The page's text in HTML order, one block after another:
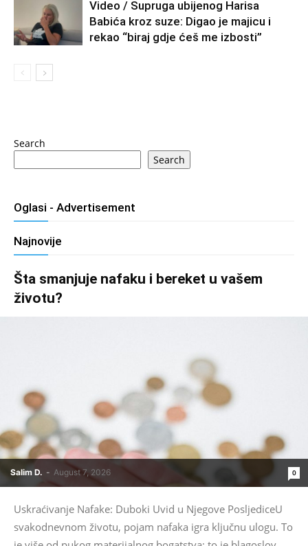
Video / Supruga ubijenog Harisa
Babića kroz suze: Digao je majicu i
rekao “biraj gdje ćeš me izbosti”
Search
Search
Oglasi - Advertisement
Najnovije
Šta smanjuje nafaku i bereket u vašem
životu?
Salim D. - August 7, 2026 0
Uskraćivanje Nafake: Duboki Uvid u Njegove PosljediceU
svakodnevnom životu, pojam nafaka igra ključnu ulogu. To